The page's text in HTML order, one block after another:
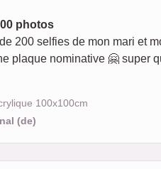
photos
200 selfies de mon mari et
plaque nominative 🤗 super
100x100cm
(de)